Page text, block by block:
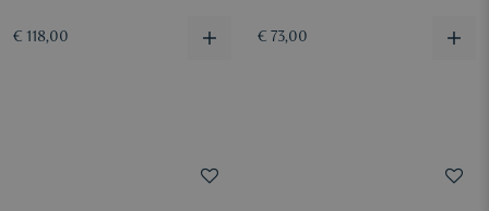
€ 118,00 € 73,00